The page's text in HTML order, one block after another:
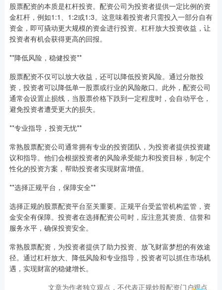
股票配资的本质是杠杆投资。配资公司为投资者提供一定比例的资
金杠杆，例如1:1、1:2或1:3。这意味着投资者只需投入一部分自有
资金，即可撬动更大规模的资金进行投资。杠杆放大投资收益，让
投资者有机会获得更高的回报。
**降低风险，稳健投资**
股票配资不仅可以放大收益，还可以降低投资风险。通过分散投
资，投资者可以降低单一股票或行业的风险敞口。此外，配资公司
通常会设置止损线，当股票价格下跌到一定程度时，会自动平仓，
避免投资者遭受更大的损失。
**专业指导，投资无忧**
常熟股票配资公司通常拥有专业的投资团队，为投资者提供投资建
议和指导。他们会根据投资者的风险承受能力和投资目标，制定个
性化的投资方案，帮助投资者实现财富增值。
**选择正规平台，保障安全**
选择正规的股票配资平台至关重要。正规平台受监管机构监管，资
金安全有保障。投资者在选择配资公司时，应注意其资质、信誉和
服务水平，确保投资安全。
常熟股票配资，为投资者提供了助力投资、放飞财富梦想的有效途
径。通过杠杆放大、降低风险和专业指导，投资者可以抓住市场机
遇，实现财富的稳健增长。
文章为作者独立观点，不代表正规炒股配资门户观点